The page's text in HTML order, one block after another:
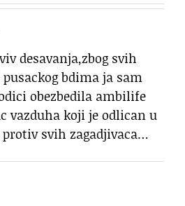
desavanja,zbog svih
bdima ja sam
obezbedila ambilife
vazduha koji je odlican u
svih zagadjivaca…